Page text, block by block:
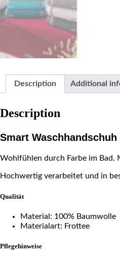
Description Additional
Description
Smart
Wohlfühlen durch Farbe im Bad.
Hochwertig verarbeitet und in
Qualität
Material: 100% Baumwolle
Materialart: Frottee
Pflegehinweise